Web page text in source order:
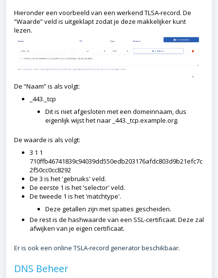
Hieronder een voorbeeld van een werkend TLSA-record. De
“Waarde” veld is uitgeklapt zodat je deze makkelijker kunt
lezen.
De “Naam” is als volgt:
_443._tcp
Dit is niet afgesloten met een domeinnaam, dus
eigenlijk wijst het naar _443._tcp.example.org.
De waarde is als volgt:
3 1 1
710ffb46741839c94039dd550edb203176afdc803d9b21efc7c
2f50cc0cc8292
De 3 is het 'gebruiks' veld.
De eerste 1 is het 'selector' veld.
De tweede 1 is het 'matchtype'.
Deze getallen zijn met spaties gescheiden.
De rest is de hashwaarde van een SSL-certificaat. Deze zal
afwijken van je eigen certificaat.
Er is ook een online TSLA-record generator beschikbaar.
DNS Beheer